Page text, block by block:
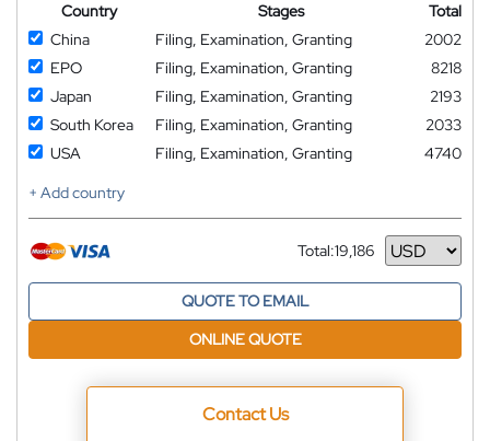
Country
Stages
Total
China
Filing, Examination, Granting
2002
EPO
Filing, Examination, Granting
8218
Japan
Filing, Examination, Granting
2193
South Korea
Filing, Examination, Granting
2033
USA
Filing, Examination, Granting
4740
+ Add country
Total:19,186
Currency
QUOTE TO EMAIL
ONLINE QUOTE
Contact Us